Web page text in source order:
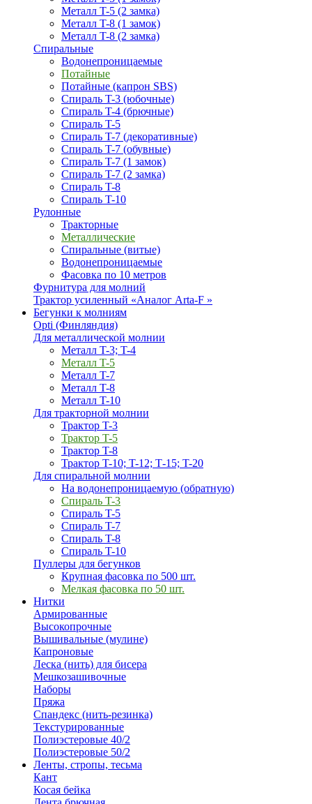
Металл T-5 (2 замка)
Металл T-8 (1 замок)
Металл T-8 (2 замка)
Спиральные
Водонепроницаемые
Потайные
Потайные (капрон SBS)
Спираль T-3 (юбочные)
Спираль T-4 (брючные)
Спираль T-5
Спираль T-7 (декоративные)
Спираль T-7 (обувные)
Спираль T-7 (1 замок)
Спираль T-7 (2 замка)
Спираль T-8
Спираль T-10
Рулонные
Тракторные
Металлические
Спиральные (витые)
Водонепроницаемые
Фасовка по 10 метров
Фурнитура для молний
Трактор усиленный «Аналог Arta-F »
Бегунки к молниям
Opti (Финляндия)
Для металлической молнии
Металл T-3; T-4
Металл T-5
Металл T-7
Металл T-8
Металл T-10
Для тракторной молнии
Трактор T-3
Трактор T-5
Трактор T-8
Трактор T-10; T-12; Т-15; T-20
Для спиральной молнии
На водонепроницаемую (обратную)
Спираль T-3
Спираль T-5
Спираль T-7
Спираль T-8
Спираль T-10
Пуллеры для бегунков
Крупная фасовка по 500 шт.
Мелкая фасовка по 50 шт.
Нитки
Армированные
Высокопрочные
Вышивальные (мулине)
Капроновые
Леска (нить) для бисера
Мешкозашивочные
Наборы
Пряжа
Спандекс (нить-резинка)
Текстурированные
Полиэстеровые 40/2
Полиэстеровые 50/2
Ленты, стропы, тесьма
Кант
Косая бейка